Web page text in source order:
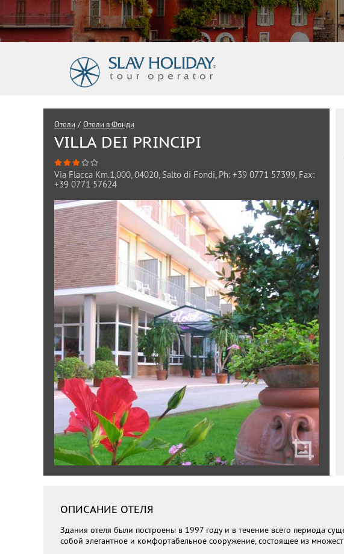
Отели / Отели в Фонди
VILLA DEI PRINCIPI
Via Flacca Km.1,000, 04020, Salto di Fondi, Ph: +39 0771 57399, Fax:
+39 0771 57624
ОПИСАНИЕ ОТЕЛЯ
Здания отеля были построены в 1997 году и в течение всего периода
собой элегантное и комфортабельное сооружение, состоящее из